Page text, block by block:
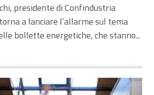
presidente di Confindustria
a lanciare l’allarme sul tema
bollette energetiche, che stanno...